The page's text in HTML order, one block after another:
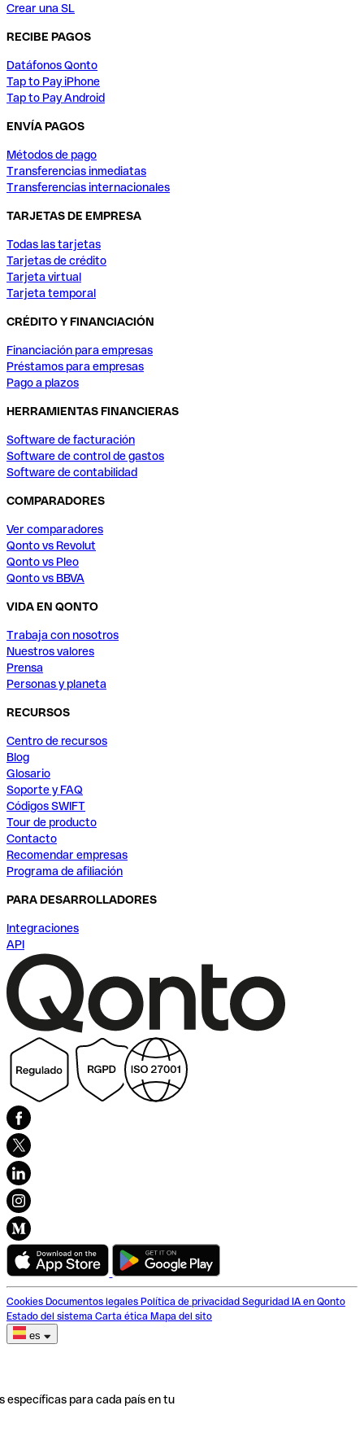
Crear una SL
RECIBE PAGOS
Datáfonos Qonto
Tap to Pay iPhone
Tap to Pay Android
ENVÍA PAGOS
Métodos de pago
Transferencias inmediatas
Transferencias internacionales
TARJETAS DE EMPRESA
Todas las tarjetas
Tarjetas de crédito
Tarjeta virtual
Tarjeta temporal
CRÉDITO Y FINANCIACIÓN
Financiación para empresas
Préstamos para empresas
Pago a plazos
HERRAMIENTAS FINANCIERAS
Software de facturación
Software de control de gastos
Software de contabilidad
COMPARADORES
Ver comparadores
Qonto vs Revolut
Qonto vs Pleo
Qonto vs BBVA
VIDA EN QONTO
Trabaja con nosotros
Nuestros valores
Prensa
Personas y planeta
RECURSOS
Centro de recursos
Blog
Glosario
Soporte y FAQ
Códigos SWIFT
Tour de producto
Contacto
Recomendar empresas
Programa de afiliación
PARA DESARROLLADORES
Integraciones
API
Cookies Documentos legales Política de privacidad Seguridad IA en Qonto
Estado del sistema Carta ética Mapa del sito
es
específicas para cada país en tu